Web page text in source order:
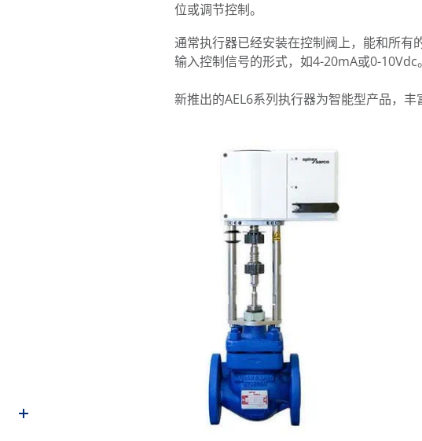
位或调节控制。
通常执行器已经安装在控制阀上，能和所有
输入控制信号的形式，如4-20mA或0-10Vdc。
新推出的AEL6系列执行器为智能型产品，丰